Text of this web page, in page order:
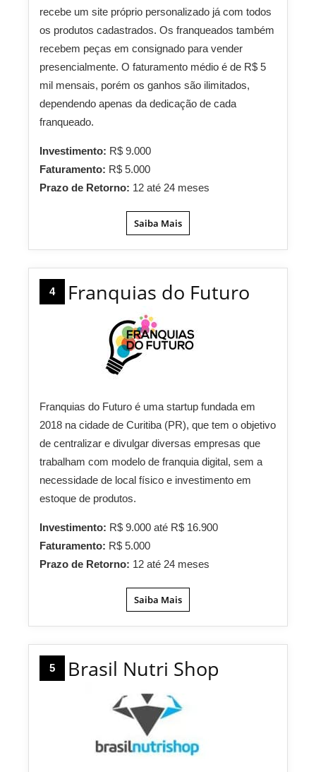
recebe um site próprio personalizado já com todos
os produtos cadastrados. Os franqueados também
recebem peças em consignado para vender
presencialmente. O faturamento médio é de R$ 5
mil mensais, porém os ganhos são ilimitados,
dependendo apenas da dedicação de cada
franqueado.
Investimento: R$ 9.000
Faturamento: R$ 5.000
Prazo de Retorno: 12 até 24 meses
Saiba Mais
4 Franquias do Futuro
Franquias do Futuro é uma startup fundada em
2018 na cidade de Curitiba (PR), que tem o objetivo
de centralizar e divulgar diversas empresas que
trabalham com modelo de franquia digital, sem a
necessidade de local físico e investimento em
estoque de produtos.
Investimento: R$ 9.000 até R$ 16.900
Faturamento: R$ 5.000
Prazo de Retorno: 12 até 24 meses
Saiba Mais
5 Brasil Nutri Shop